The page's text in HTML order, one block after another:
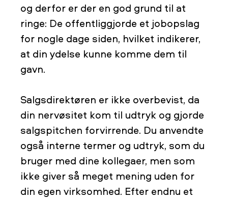
og derfor er der en god grund til at
ringe: De offentliggjorde et jobopslag
for nogle dage siden, hvilket indikerer,
at din ydelse kunne komme dem til
gavn.
Salgsdirektøren er ikke overbevist, da
din nervøsitet kom til udtryk og gjorde
salgspitchen forvirrende. Du anvendte
også interne termer og udtryk, som du
bruger med dine kollegaer, men som
ikke giver så meget mening uden for
din egen virksomhed. Efter endnu et